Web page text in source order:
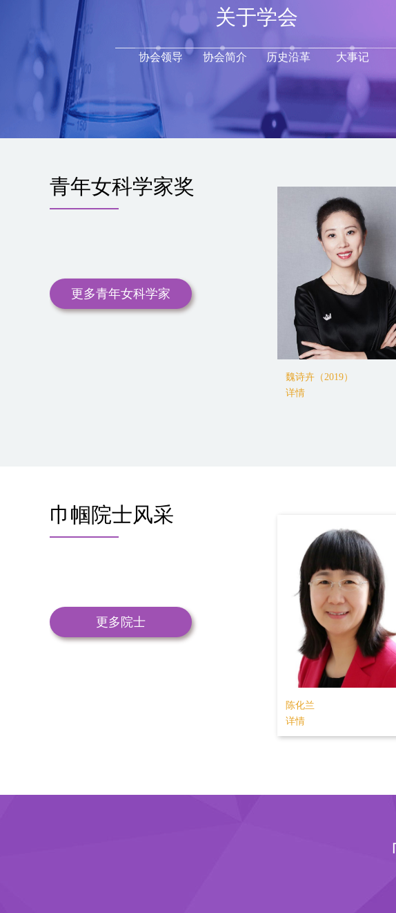
关于学会
协会领导 协会简介 历史沿革 大事记
青年女科学家奖
更多青年女科学家
陈莉莉（2019）
详情
巾帼院士风采
更多院士
杨秀荣
详情